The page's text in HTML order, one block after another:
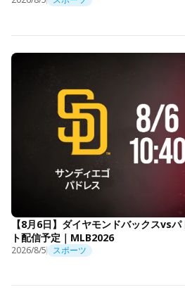
【8月6日】ダイヤモンドバックスvs
ト配信予定｜MLB2026
2026/8/5 スポーツ